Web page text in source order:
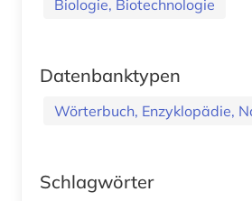
Biologie, Biotechnologie
Datenbanktypen
Wörterbuch, Enzyklopädie,
Schlagwörter